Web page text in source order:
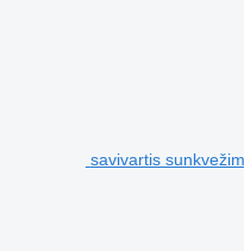
savivartis